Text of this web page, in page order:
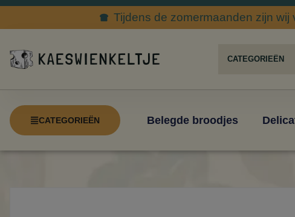
Tijdens de zomermaanden zijn
CATEGORIEËN Belegde broodjes